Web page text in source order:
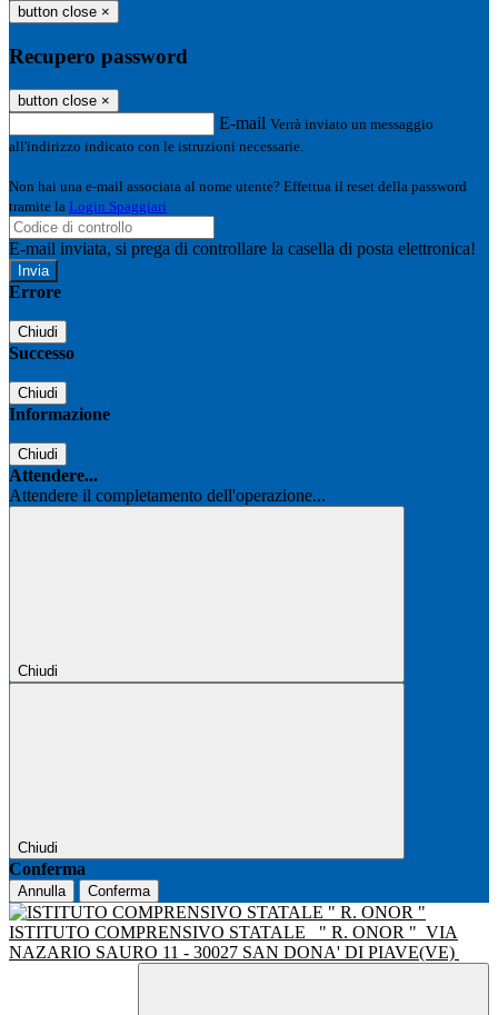
button close ×
Recupero password
button close ×
E-mail Verrà inviato un messaggio
all'indirizzo indicato con le istruzioni necessarie.
Non hai una e-mail associata al nome utente? Effettua il reset della password
tramite la Login Spaggiari
E-mail inviata, si prega di controllare la casella di posta elettronica!
Errore
Chiudi
Successo
Chiudi
Informazione
Chiudi
Attendere...
Attendere il completamento dell'operazione...
Chiudi
Chiudi
Conferma
Annulla Conferma
ISTITUTO COMPRENSIVO STATALE " R. ONOR " VIA
NAZARIO SAURO 11 - 30027 SAN DONA' DI PIAVE(VE)